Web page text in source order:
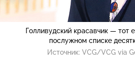
Голливудский красавчик — тот
послужном списке
Источник: VCG/VCG via